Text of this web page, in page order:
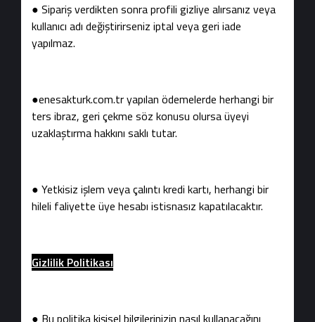
● Sipariş verdikten sonra profili gizliye alırsanız veya
kullanıcı adı değiştirirseniz iptal veya geri iade
yapılmaz.
●enesakturk.com.tr yapılan ödemelerde herhangi bir
ters ibraz, geri çekme söz konusu olursa üyeyi
uzaklaştırma hakkını saklı tutar.
● Yetkisiz işlem veya çalıntı kredi kartı, herhangi bir
hileli faliyette üye hesabı istisnasız kapatılacaktır.
Gizlilik Politikası
● Bu politika kişisel bilgilerinizin nasıl kullanacağını